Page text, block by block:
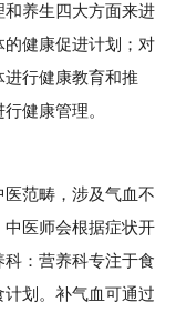
养生四大方面来进
健康促进计划；对
行健康教育和推
健康管理。
范畴，涉及气血不
医师会根据症状开
：营养科专注于食
划。补气血可通过